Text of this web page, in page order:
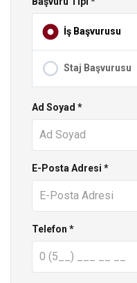
İş Başvurusu
Staj Başvurusu
Ad Soyad *
E-Posta Adresi *
Telefon *